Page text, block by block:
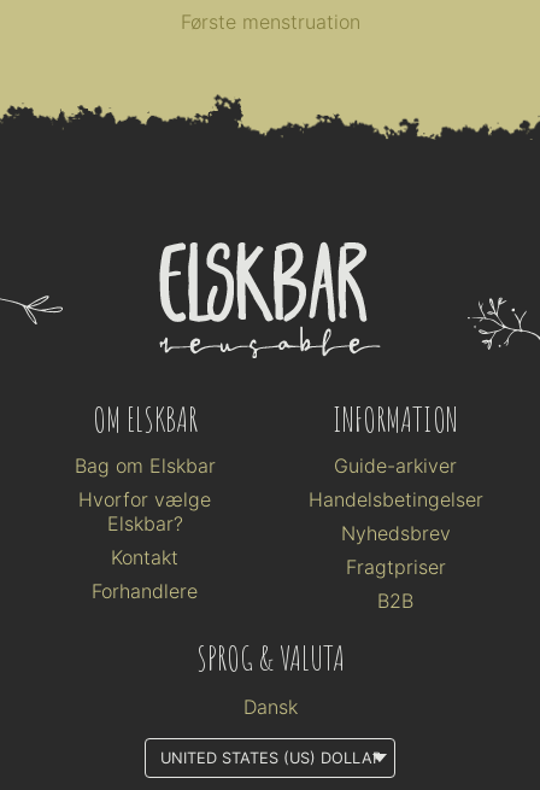
Første menstruation
OM ELSKBAR
Bag om Elskbar
Hvorfor vælge
Elskbar?
Kontakt
Forhandlere
INFORMATION
Guide-arkiver
Handelsbetingelser
Nyhedsbrev
Fragtpriser
B2B
SPROG & VALUTA
Dansk